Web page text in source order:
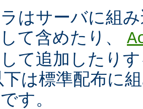
はサーバに組
て含めたり、
て追加したり
は標準配布に
す。